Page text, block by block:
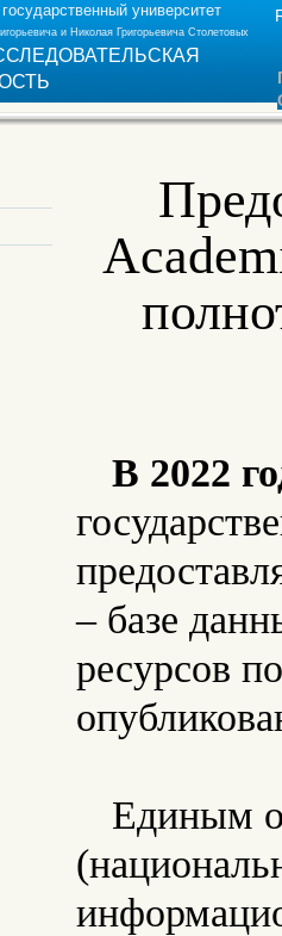
университет
и Николая Григорьевича Столетовых
В 2022
– базе
ресурсов
Единым